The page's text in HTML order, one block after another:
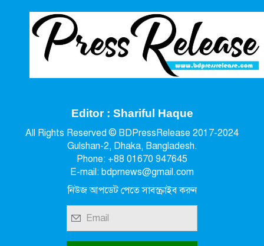
Editor : Shariful Haque
All Rights Reserved © BDPressRelease 2017-2024
Gulshan-2, Dhaka, Bangladesh.
Phone: +88 01670 947645
E-mail: bdprnews@gmail.com
নিউজ আপডেট পেতে সাবস্ক্রাইব করুন